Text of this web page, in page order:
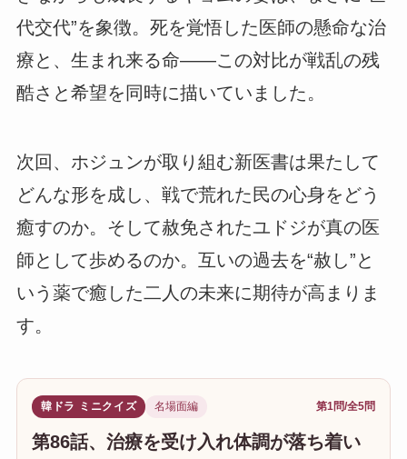
代交代”を象徴。死を覚悟した医師の懸命な治
療と、生まれ来る命——この対比が戦乱の残
酷さと希望を同時に描いていました。
次回、ホジュンが取り組む新医書は果たして
どんな形を成し、戦で荒れた民の心身をどう
癒すのか。そして赦免されたユドジが真の医
師として歩めるのか。互いの過去を“赦し”と
いう薬で癒した二人の未来に期待が高まりま
す。
韓ドラ ミニクイズ 名場面編 第1問/全5問
第86話、治療を受け入れ体調が落ち着い